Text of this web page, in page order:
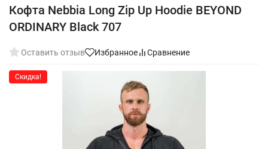
Кофта Nebbia Long Zip Up Hoodie BEYOND
ORDINARY Black 707
Оставить отзыв Избранное Сравнение
Скидка!